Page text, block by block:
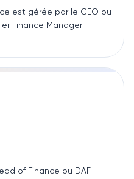
est gérée par le CEO ou
Finance Manager
of Finance ou DAF